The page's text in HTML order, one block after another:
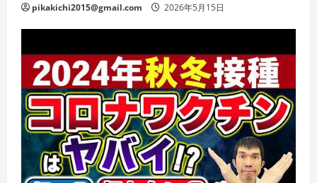
pikakichi2015@gmail.com 2026年5月15日